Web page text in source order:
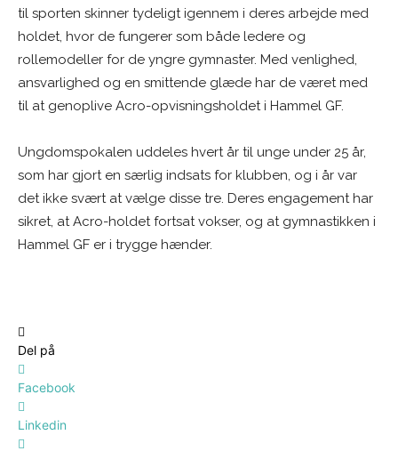
til sporten skinner tydeligt igennem i deres arbejde med
holdet, hvor de fungerer som både ledere og
rollemodeller for de yngre gymnaster. Med venlighed,
ansvarlighed og en smittende glæde har de været med
til at genoplive Acro-opvisningsholdet i Hammel GF.
Ungdomspokalen uddeles hvert år til unge under 25 år,
som har gjort en særlig indsats for klubben, og i år var
det ikke svært at vælge disse tre. Deres engagement har
sikret, at Acro-holdet fortsat vokser, og at gymnastikken i
Hammel GF er i trygge hænder.
Del på
Facebook
Linkedin